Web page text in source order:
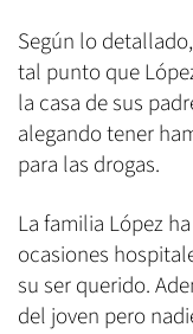
Según lo
tal punto que
la casa de sus
alegando tener
para las drogas.
La familia López
ocasiones
su ser querido.
del joven pero